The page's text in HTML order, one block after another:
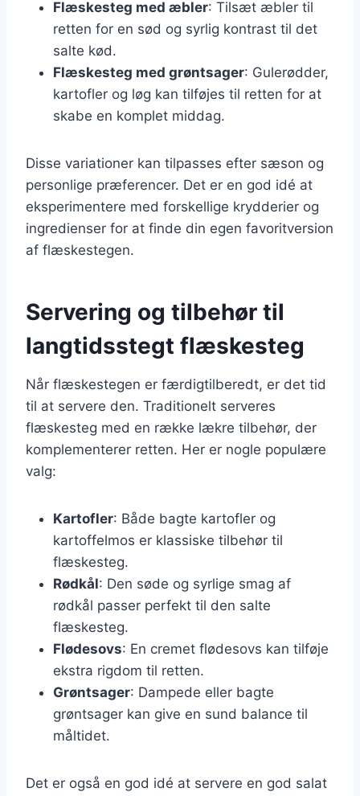
Flæskesteg med æbler: Tilsæt æbler til
retten for en sød og syrlig kontrast til det
salte kød.
Flæskesteg med grøntsager: Gulerødder,
kartofler og løg kan tilføjes til retten for at
skabe en komplet middag.
Disse variationer kan tilpasses efter sæson og
personlige præferencer. Det er en god idé at
eksperimentere med forskellige krydderier og
ingredienser for at finde din egen favoritversion
af flæskestegen.
Servering og tilbehør til
langtidsstegt flæskesteg
Når flæskestegen er færdigtilberedt, er det tid
til at servere den. Traditionelt serveres
flæskesteg med en række lækre tilbehør, der
komplementerer retten. Her er nogle populære
valg:
Kartofler: Både bagte kartofler og
kartoffelmos er klassiske tilbehør til
flæskesteg.
Rødkål: Den søde og syrlige smag af
rødkål passer perfekt til den salte
flæskesteg.
Flødesovs: En cremet flødesovs kan tilføje
ekstra rigdom til retten.
Grøntsager: Dampede eller bagte
grøntsager kan give en sund balance til
måltidet.
Det er også en god idé at servere en god salat